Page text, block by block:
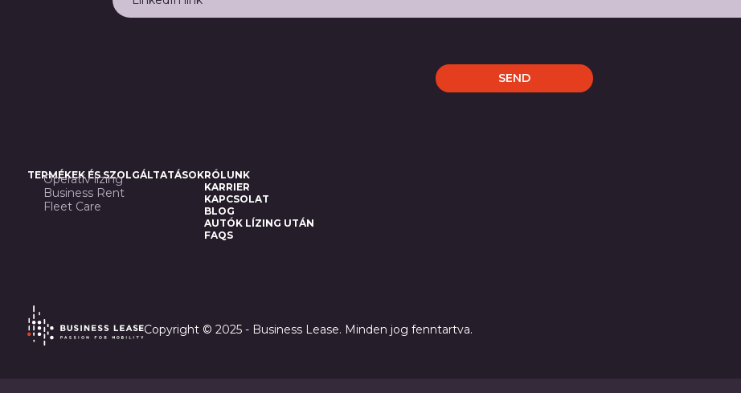
TERMÉKEK ÉS SZOLGÁLTATÁSOK
Operatív lízing
Business Rent
Fleet Care
RÓLUNK
KARRIER
KAPCSOLAT
BLOG
AUTÓK LÍZING UTÁN
FAQS
Copyright © 2025 - Business Lease. Minden jog fenntartva.